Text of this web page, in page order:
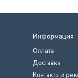
Информация
Оплата
Доставка
Контакты и